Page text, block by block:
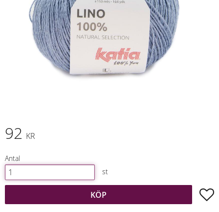
92 KR
Antal
st
KÖP